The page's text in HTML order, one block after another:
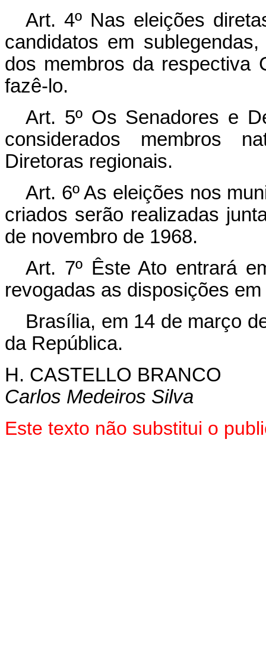
Art. 4º Nas eleições
candidatos em
dos membros da respectiva
fazê-lo.
Art. 5º Os Senadores e
considerados membros
Diretoras regionais.
Art. 6º As eleições nos
criados serão realizadas
de novembro de 1968.
Art. 7º Êste Ato entrará
revogadas as disposições
Brasília, em 14 de março
da República.
H. CASTELLO BRANCO
Carlos Medeiros Silva
Este texto não substitui o